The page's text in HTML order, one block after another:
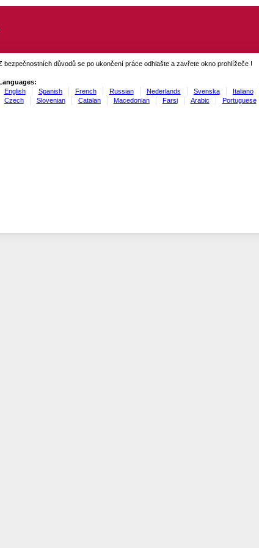
bezpečnostních důvodů se po ukončení práce odhlašte a zavřete okno prohlížeče !
English
Spanish French Russian Nederlands Svenska Italiano
Czech
Slovenian Catalan Macedonian Farsi Arabic Portuguese